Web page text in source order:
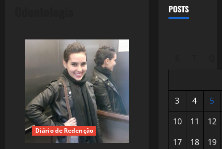
Diário de Redenção
POSTS
3 4
5
10
11
12
17
18
19